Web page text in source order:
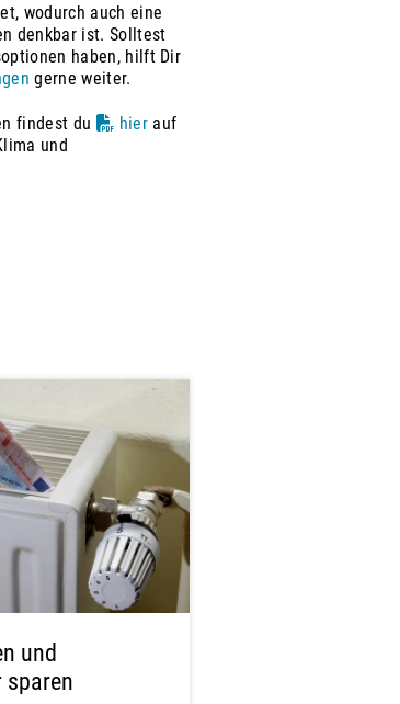
wodurch auch eine
denkbar ist. Solltest
haben, hilft Dir
gerne weiter.
findest du hier auf
und
und
sparen